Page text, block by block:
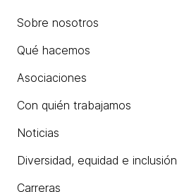
Sobre nosotros
Qué hacemos
Asociaciones
Con quién trabajamos
Noticias
Diversidad, equidad e inclusión
Carreras